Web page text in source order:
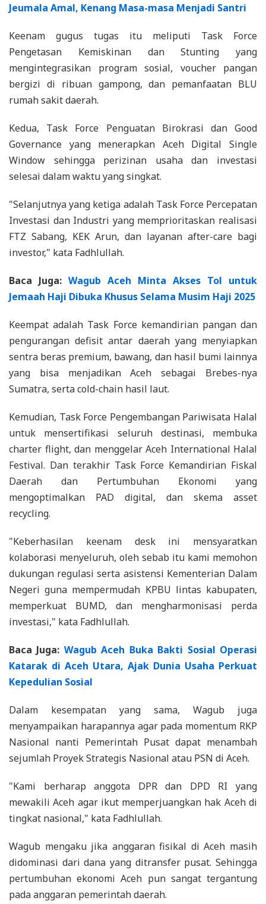
Jeumala Amal, Kenang Masa-masa Menjadi Santri
Keenam gugus tugas itu meliputi Task Force
Pengetasan Kemiskinan dan Stunting yang
mengintegrasikan program sosial, voucher pangan
bergizi di ribuan gampong, dan pemanfaatan BLU
rumah sakit daerah.
Kedua, Task Force Penguatan Birokrasi dan Good
Governance yang menerapkan Aceh Digital Single
Window sehingga perizinan usaha dan investasi
selesai dalam waktu yang singkat.
"Selanjutnya yang ketiga adalah Task Force Percepatan
Investasi dan Industri yang memprioritaskan realisasi
FTZ Sabang, KEK Arun, dan layanan after-care bagi
investor," kata Fadhlullah.
Baca Juga: Wagub Aceh Minta Akses Tol untuk
Jemaah Haji Dibuka Khusus Selama Musim Haji 2025
Keempat adalah Task Force kemandirian pangan dan
pengurangan defisit antar daerah yang menyiapkan
sentra beras premium, bawang, dan hasil bumi lainnya
yang bisa menjadikan Aceh sebagai Brebes-nya
Sumatra, serta cold-chain hasil laut.
Kemudian, Task Force Pengembangan Pariwisata Halal
untuk mensertifikasi seluruh destinasi, membuka
charter flight, dan menggelar Aceh International Halal
Festival. Dan terakhir Task Force Kemandirian Fiskal
Daerah dan Pertumbuhan Ekonomi yang
mengoptimalkan PAD digital, dan skema asset
recycling.
"Keberhasilan keenam desk ini mensyaratkan
kolaborasi menyeluruh, oleh sebab itu kami memohon
dukungan regulasi serta asistensi Kementerian Dalam
Negeri guna mempermudah KPBU lintas kabupaten,
memperkuat BUMD, dan mengharmonisasi perda
investasi," kata Fadhlullah.
Baca Juga: Wagub Aceh Buka Bakti Sosial Operasi
Katarak di Aceh Utara, Ajak Dunia Usaha Perkuat
Kepedulian Sosial
Dalam kesempatan yang sama, Wagub juga
menyampaikan harapannya agar pada momentum RKP
Nasional nanti Pemerintah Pusat dapat menambah
sejumlah Proyek Strategis Nasional atau PSN di Aceh.
"Kami berharap anggota DPR dan DPD RI yang
mewakili Aceh agar ikut memperjuangkan hak Aceh di
tingkat nasional," kata Fadhlullah.
Wagub mengaku jika anggaran fisikal di Aceh masih
didominasi dari dana yang ditransfer pusat. Sehingga
pertumbuhan ekonomi Aceh pun sangat tergantung
pada anggaran pemerintah daerah.